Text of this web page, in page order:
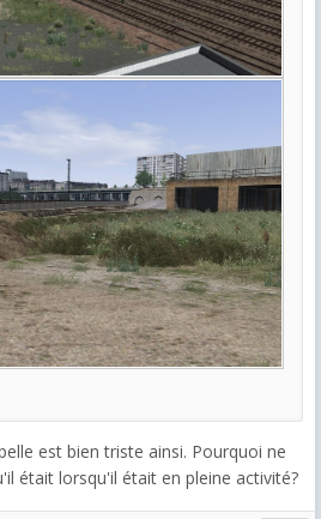
est bien triste ainsi. Pourquoi ne
était lorsqu'il était en pleine activité?